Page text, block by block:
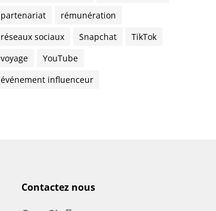
partenariat
rémunération
réseaux sociaux
Snapchat
TikTok
voyage
YouTube
événement influenceur
Contactez nous